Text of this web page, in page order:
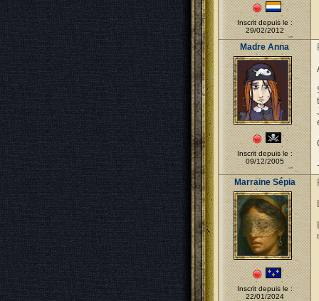
Inscrit depuis le :
29/02/2012
Madre Anna
Inscrit depuis le :
09/12/2005
Marraine Sépia
Inscrit depuis le :
22/01/2024